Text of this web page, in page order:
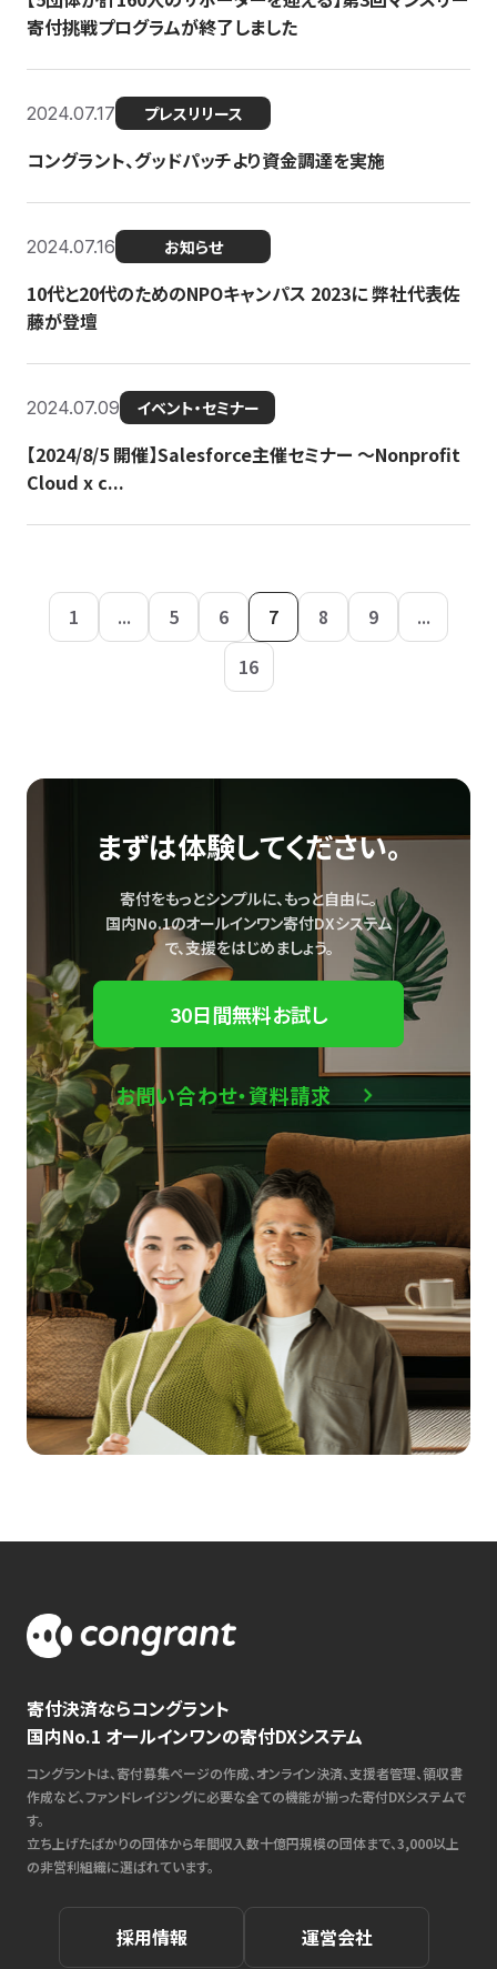
寄付挑戦プログラムが終了しました
2024.07.17 プレスリリース
コングラント、グッドパッチより資金調達を実施
2024.07.16 お知らせ
10代と20代のためのNPOキャンパス 2023に 弊社代表佐
藤が登壇
2024.07.09 イベント・セミナー
【2024/8/5 開催】Salesforce主催セミナー 〜Nonprofit
Cloud x c...
1 ... 5 6 7 8 9
...
16
まずは体験してください。
寄付をもっとシンプルに、もっと自由に。
国内No.1のオールインワン寄付DXシステム
で、支援をはじめましょう。
30日間無料お試し
お問い合わせ・資料請求
寄付決済ならコングラント
国内No.1 オールインワンの寄付DXシステム
コングラントは、寄付募集ページの作成、オンライン決済、支援者管理、領収書
作成など、ファンドレイジングに必要な全ての機能が揃った寄付DXシステムで
す。
立ち上げたばかりの団体から年間収入数十億円規模の団体まで、3,000以上
の非営利組織に選ばれています。
採用情報 運営会社